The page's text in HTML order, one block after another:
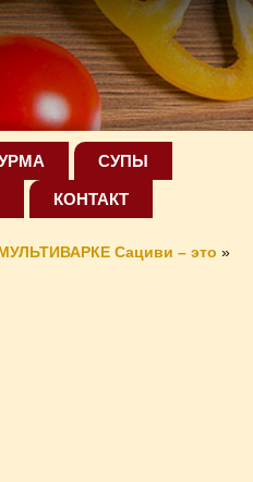
СУПЫ
КОНТАКТ
Сациви – это »